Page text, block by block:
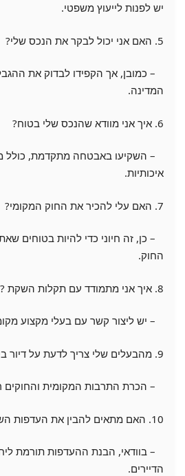
יש לפנות לייעוץ משפטי.
5. האם אני יכול לבקר את הנכס שלי?
– כמובן, אך הקפידו לבדוק את
המדינה.
6. איך אני מוודא שהנכס שלי בטוח?
– השקיעו באבטחה מתקדמת, כולל
איכותיות.
7. האם עלי להכיר את החוק המקומי?
– כן, זה חיוני כדי להיות בטוחים
החוק.
8. איך אני מתמודד עם תקלות השקת ?
– יש ליצור קשר עם בעלי מקצוע
9. מהבעלים שלי צריך לדעת על דיור בישראל?
– הכרת התרבות המקומית והחוקים
10. האם מתאים להבין את העדפות השפה של הדיירים שלי?
– בוודאי, הבנת ההעדפות תורמת
הדיירים.